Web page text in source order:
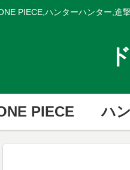
PIECE,ハンターハンター,
PIECE ハ